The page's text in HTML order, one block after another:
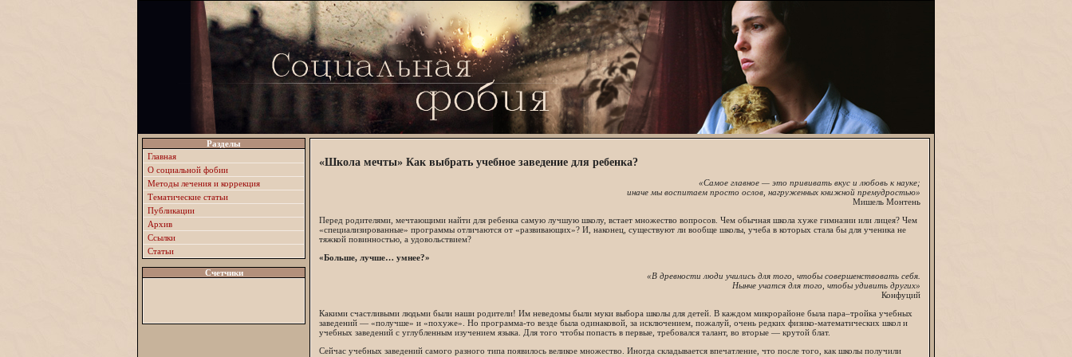
Разделы
Главная
О социальной фобии
Методы лечения и коррекция
Тематические статьи
Публикации
Архив
Ссылки
Статьи
Счетчики
«Школа мечты» Как выбрать учебное заведение для ребенка?
«Самое главное — это прививать вкус и любовь к науке;
иначе мы воспитаем просто ослов, нагруженных книжной премудростью»
Мишель Монтень
Перед родителями, мечтающими найти для ребенка самую лучшую школу, встает множество вопросов. Чем обычная школа хуже гимназии или лицея? Чем
«специализированные» программы отличаются от «развивающих»? И, наконец, существуют ли вообще школы, учеба в которых стала бы для ученика не
тяжкой повинностью, а удовольствием?
«Больше, лучше… умнее?»
«В древности люди учились для того, чтобы совершенствовать себя.
Нынче учатся для того, чтобы удивить других»
Конфуций
Какими счастливыми людьми были наши родители! Им неведомы были муки выбора школы для детей. В каждом микрорайоне была пара–тройка учебных
заведений — «получше» и «похуже». Но программа-то везде была одинаковой, за исключением, пожалуй, очень редких физико-математических школ и
учебных заведений с углубленным изучением языка. Для того чтобы попасть в первые, требовался талант, во вторые — крутой блат.
Сейчас учебных заведений самого разного типа появилось великое множество. Иногда складывается впечатление, что после того, как школы получили